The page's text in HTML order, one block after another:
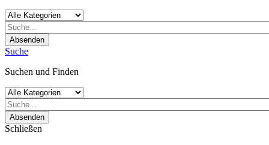
Absenden
Suche
Suchen und Finden
Absenden
Schließen